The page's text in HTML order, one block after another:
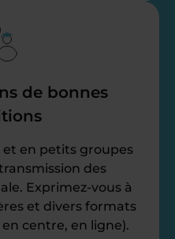
de bonnes
et en petits groupes
des
Exprimez-vous à
et divers formats
centre, en ligne).